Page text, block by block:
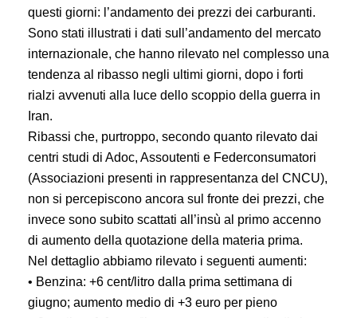
questi giorni: l’andamento dei prezzi dei carburanti.
Sono stati illustrati i dati sull’andamento del mercato
internazionale, che hanno rilevato nel complesso una
tendenza al ribasso negli ultimi giorni, dopo i forti
rialzi avvenuti alla luce dello scoppio della guerra in
Iran.
Ribassi che, purtroppo, secondo quanto rilevato dai
centri studi di Adoc, Assoutenti e Federconsumatori
(Associazioni presenti in rappresentanza del CNCU),
non si percepiscono ancora sul fronte dei prezzi, che
invece sono subito scattati all’insù al primo accenno
di aumento della quotazione della materia prima.
Nel dettaglio abbiamo rilevato i seguenti aumenti:
• Benzina: +6 cent/litro dalla prima settimana di
giugno; aumento medio di +3 euro per pieno